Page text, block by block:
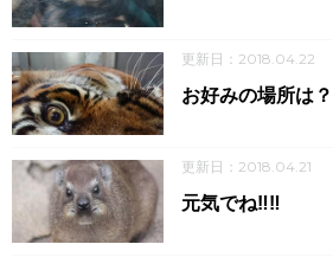
更新日：2018.04.22
お好みの場所は
更新日：2018.04.21
元気でね‼‼